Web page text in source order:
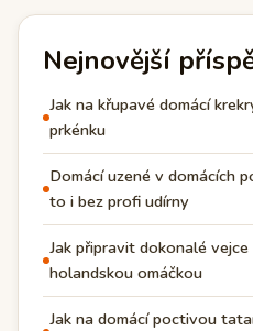
Nejnovější
Jak na křupavé domácí
prkénku
Domácí uzené v domácích
to i bez profi udírny
Jak připravit dokonalé
holandskou omáčkou
Jak na domácí poctivou